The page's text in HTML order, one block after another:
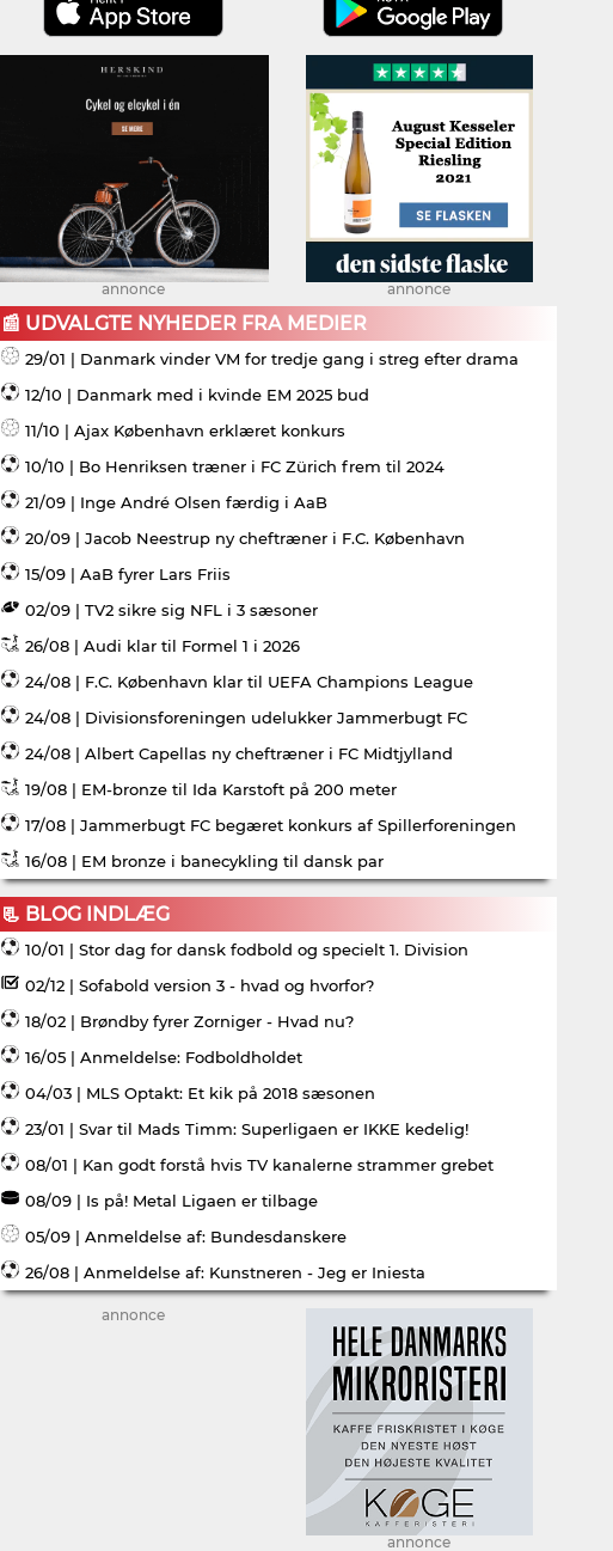
annonce annonce
📰 UDVALGTE NYHEDER FRA MEDIER
29/01 | Danmark vinder VM for tredje gang i streg efter drama
12/10 | Danmark med i kvinde EM 2025 bud
11/10 | Ajax København erklæret konkurs
10/10 | Bo Henriksen træner i FC Zürich frem til 2024
21/09 | Inge André Olsen færdig i AaB
20/09 | Jacob Neestrup ny cheftræner i F.C. København
15/09 | AaB fyrer Lars Friis
02/09 | TV2 sikre sig NFL i 3 sæsoner
26/08 | Audi klar til Formel 1 i 2026
24/08 | F.C. København klar til UEFA Champions League
24/08 | Divisionsforeningen udelukker Jammerbugt FC
24/08 | Albert Capellas ny cheftræner i FC Midtjylland
19/08 | EM-bronze til Ida Karstoft på 200 meter
17/08 | Jammerbugt FC begæret konkurs af Spillerforeningen
16/08 | EM bronze i banecykling til dansk par
📃 BLOG INDLÆG
10/01 | Stor dag for dansk fodbold og specielt 1. Division
02/12 | Sofabold version 3 - hvad og hvorfor?
18/02 | Brøndby fyrer Zorniger - Hvad nu?
16/05 | Anmeldelse: Fodboldholdet
04/03 | MLS Optakt: Et kik på 2018 sæsonen
23/01 | Svar til Mads Timm: Superligaen er IKKE kedelig!
08/01 | Kan godt forstå hvis TV kanalerne strammer grebet
08/09 | Is på! Metal Ligaen er tilbage
05/09 | Anmeldelse af: Bundesdanskere
26/08 | Anmeldelse af: Kunstneren - Jeg er Iniesta
annonce
annonce